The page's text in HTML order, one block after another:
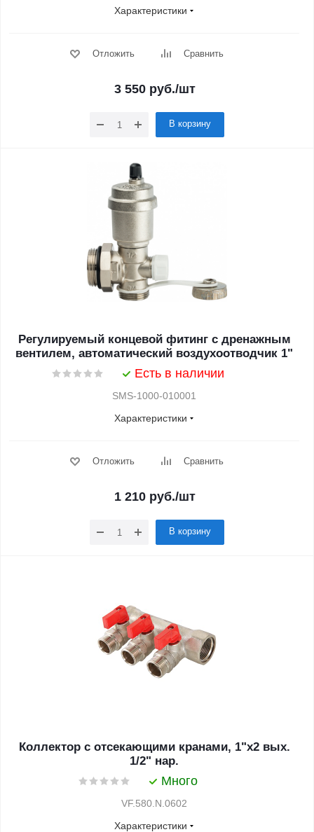
Характеристики
Отложить Сравнить
3 550руб./шт
В корзину
Регулируемый концевой фитинг с дренажным
вентилем, автоматический воздухоотводчик 1"
Есть в наличии
SMS-1000-010001
Характеристики
Отложить Сравнить
1 210руб./шт
В корзину
Коллектор с отсекающими кранами, 1"х2 вых.
1/2" нар.
Много
VF.580.N.0602
Характеристики